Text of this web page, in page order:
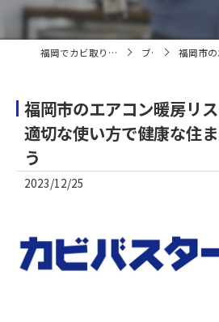
福岡でカビ取りならカビバスターズ福岡 ブログ 福岡市のエアコン暖
福岡市のエアコン暖房リ
適切な使い方で健康な住
う
2023/12/25